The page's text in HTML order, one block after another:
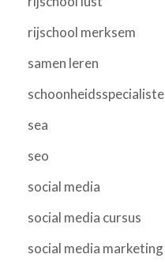
rijschool merksem
samen leren
schoonheidsspecialiste
sea
seo
social media
social media cursus
social media marketing